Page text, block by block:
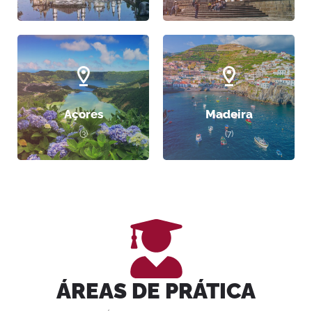
Açores
(3)
Madeira
(7)
ÁREAS DE PRÁTICA